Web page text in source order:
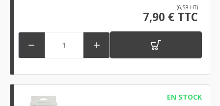
(6,58 HT)
7,90 € TTC
 
EN STOCK